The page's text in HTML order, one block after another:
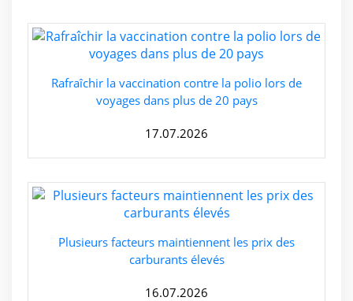
Rafraîchir la vaccination contre la polio lors de
voyages dans plus de 20 pays
17.07.2026
Plusieurs facteurs maintiennent les prix des
carburants élevés
16.07.2026